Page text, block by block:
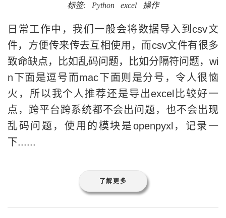
标签: Python excel 操作
日常工作中，我们一般会将数据导入到csv文
件，方便传来传去互相使用，而csv文件有很多
致命缺点，比如乱码问题，比如分隔符问题，wi
n下面是逗号而mac下面则是分号，令人很恼
火，所以我个人推荐还是导出excel比较好一
点，跨平台跨系统都不会出问题，也不会出现
乱码问题，使用的模块是openpyxl，记录一
下......
了解更多